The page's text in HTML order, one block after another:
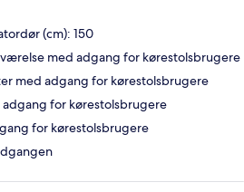
(cm): 150
med adgang for kørestolsbrugere
med adgang for kørestolsbrugere
adgang for kørestolsbrugere
for kørestolsbrugere